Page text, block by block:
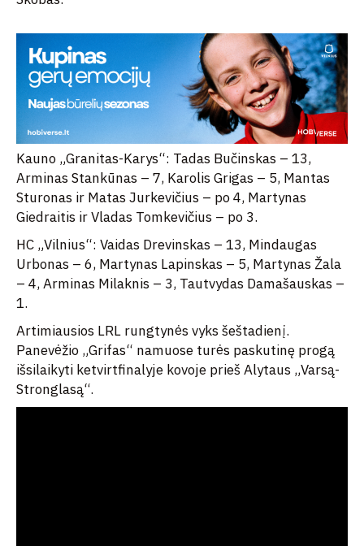
Kauno „Granitas-Karys“: Tadas Bučinskas – 13,
Arminas Stankūnas – 7, Karolis Grigas – 5, Mantas
Sturonas ir Matas Jurkevičius – po 4, Martynas
Giedraitis ir Vladas Tomkevičius – po 3.
HC „Vilnius“: Vaidas Drevinskas – 13, Mindaugas
Urbonas – 6, Martynas Lapinskas – 5, Martynas Žala
– 4, Arminas Milaknis – 3, Tautvydas Damašauskas –
1.
Artimiausios LRL rungtynės vyks šeštadienį.
Panevėžio „Grifas“ namuose turės paskutinę progą
išsilaikyti ketvirtfinalyje kovoje prieš Alytaus „Varsą-
Stronglasą“.